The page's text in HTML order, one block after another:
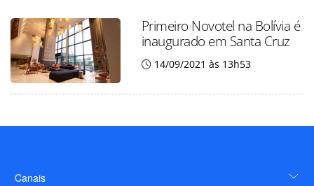
Primeiro Novotel na Bolívia é
inaugurado em Santa Cruz
14/09/2021 às 13h53
Canais